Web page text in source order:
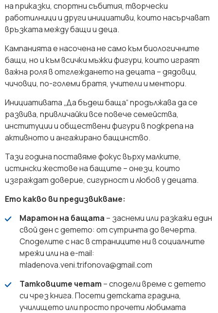
на приказки, спортни събития, творчески
работилници и други инициативи, които насърчават
връзката между бащи и деца.
Кампанията е насочена не само към биологичните
бащи, но и към всички мъжки фигури, които играят
важна роля в отглеждането на децата – дядовци,
чичовци, по-големи братя, учители и ментори.
Инициативата „Да бъдеш баща“ продължава да се
развива, привличайки все повече семейства,
институции и обществени фигури в подкрепа на
активното и ангажирано бащинство.
Тази година поставяме фокус върху малките,
истински жестове на бащите – онези, които
изграждат доверие, сигурност и любов у децата.
Ето какво ви предизвикваме:
Маратон на бащата – заснеми или разкажи един
свой ден с детето: от сутринта до вечерта.
Споделите с нас в страниците ни в социалните
мрежи или на e-mail:
mladenova.veni.trifonova@gmail.com
Татковците четат – сподели време с детето
си чрез книга. Посети детската градина,
училището или просто прочети любимата